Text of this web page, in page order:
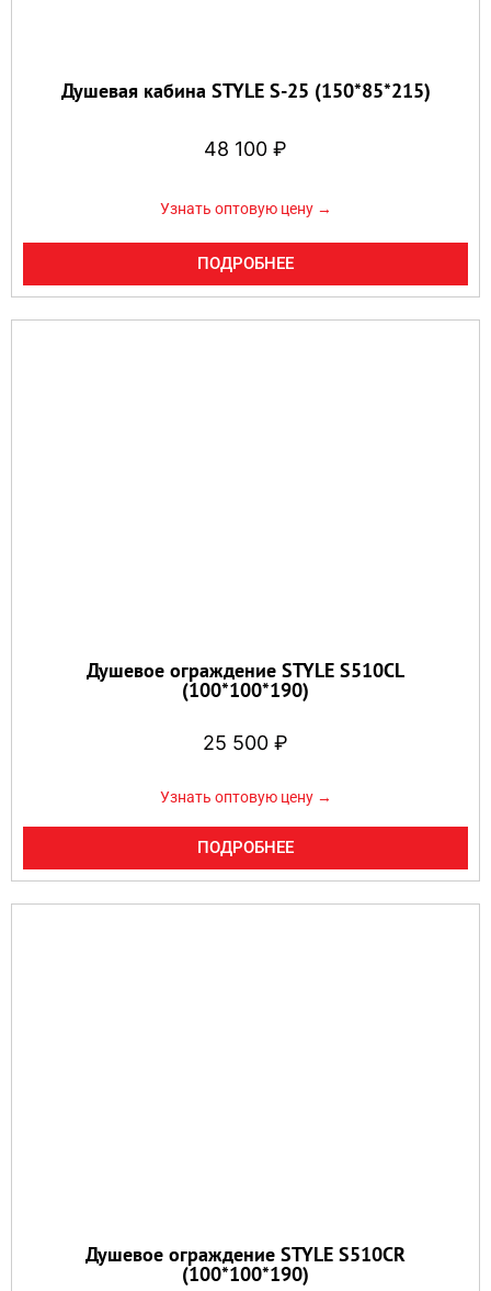
Душевая кабина STYLE S-25 (150*85*215)
48 100 ₽
Узнать оптовую цену →
ПОДРОБНЕЕ
Душевое ограждение STYLE S510CL
(100*100*190)
25 500 ₽
Узнать оптовую цену →
ПОДРОБНЕЕ
Душевое ограждение STYLE S510CR
(100*100*190)